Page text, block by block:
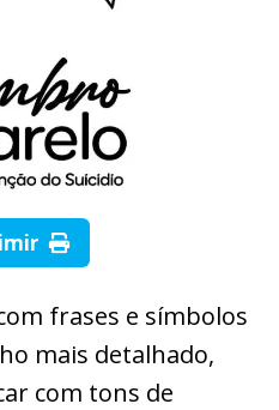
frases e símbolos
mais detalhado,
com tons de